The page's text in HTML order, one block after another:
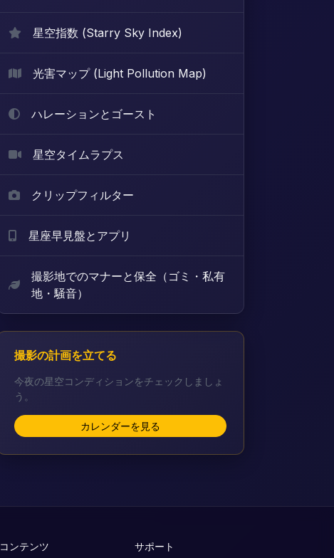
星空指数 (Starry Sky Index)
光害マップ (Light Pollution Map)
ハレーションとゴースト
星空タイムラプス
クリップフィルター
星座早見盤とアプリ
撮影地でのマナーと保全（ゴミ・私有
地・騒音）
撮影の計画を立てる
今夜の星空コンディションをチェックしましょ
う。
カレンダーを見る
コンテンツ サポート